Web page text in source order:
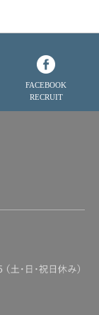
FACEBOOK
RECRUIT